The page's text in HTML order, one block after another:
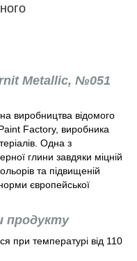
Metallic, №051
виробництва відомого
Factory, виробника
Одна з
глини завдяки міцній
та підвищеній
європейської
продукту
при температурі від 110